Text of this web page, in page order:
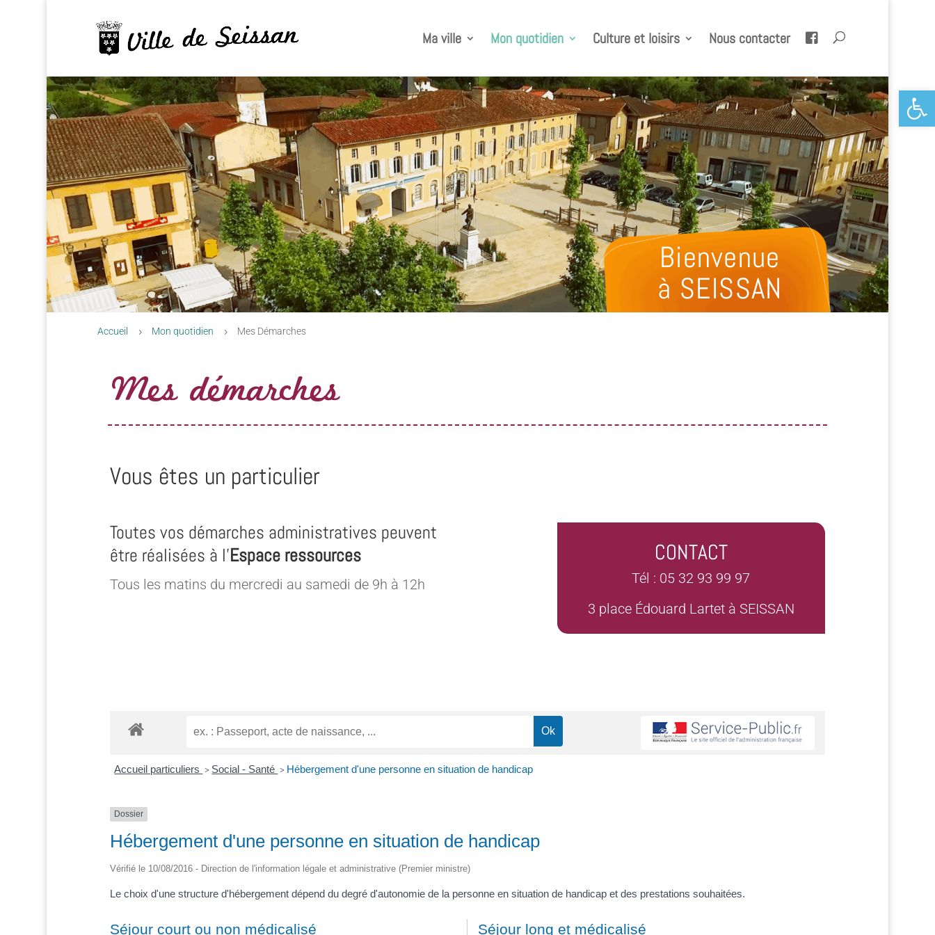
Ouvrir
Ma ville Mon quotidien Culture et loisirs Nous contacter
Bienvenue
à SEISSAN
Accueil 5 Mon quotidien 5 Mes Démarches
Mes démarches
Vous êtes un particulier
Toutes vos démarches administratives peuvent
être réalisées à l’Espace ressources
Tous les matins du mercredi au samedi de 9h à 12h
CONTACT
Tél : 05 32 93 99 97
3 place Édouard Lartet à SEISSAN
Accueil particuliers > Social - Santé > Hébergement d'une personne en situation de handicap
Dossier
Hébergement d'une personne en situation de handicap
Vérifié le 10/08/2016 - Direction de l'information légale et administrative (Premier ministre)
Le choix d'une structure d'hébergement dépend du degré d'autonomie de la personne en situation de handicap et des prestations souhaitées.
Séjour court ou non médicalisé Séjour long et médicalisé